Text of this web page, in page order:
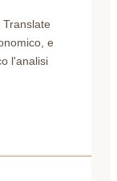
e
l'analisi